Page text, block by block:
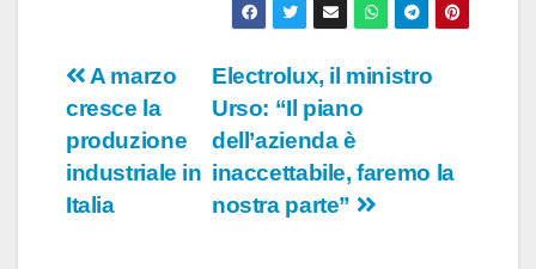
Navigazione
articoli
Electrolux, il ministro
Urso: “Il piano
dell’azienda è
inaccettabile, faremo la
nostra parte”
A marzo
cresce la
produzione
industriale in
Italia